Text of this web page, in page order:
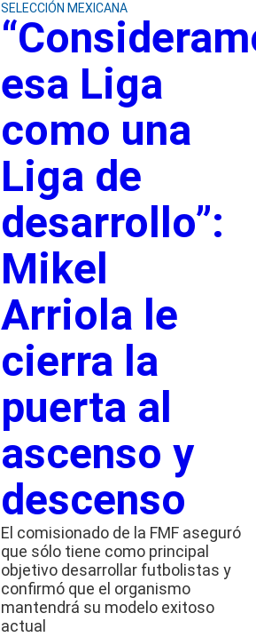
SELECCIÓN MEXICANA
esa Liga
como una
Liga de
desarrollo”:
Mikel
Arriola le
cierra la
puerta al
ascenso y
descenso
El comisionado de la FMF aseguró
que sólo tiene como principal
objetivo desarrollar futbolistas y
confirmó que el organismo
mantendrá su modelo exitoso
actual